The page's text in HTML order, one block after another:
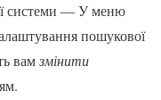
системи — У меню
пошукової
вамзмінити